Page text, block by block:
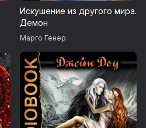
Искушение из другого мира.
Демон
Марго Генер